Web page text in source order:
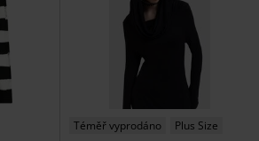
Téměř vyprodáno Plus Size